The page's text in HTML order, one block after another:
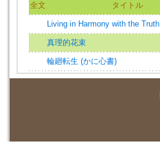
全文 タイトル
Living in Harmony with the Truth
真理的花束
輪廻転生 (かに心書)